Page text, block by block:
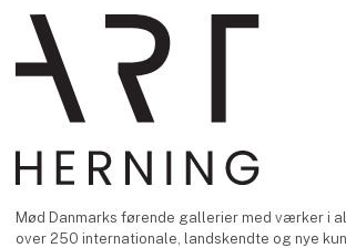
Mød Danmarks førende gallerier med værker i
over 250 internationale, landskendte og nye